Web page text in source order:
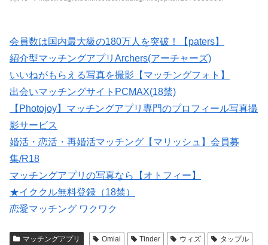
会員数は国内最大級の180万人を突破！【paters】
紹介型マッチングアプリArchers(アーチャーズ)
いいねがもらえる写真を撮影【マッチングフォト】
出会いマッチングサイトPCMAX(18禁)
【Photojoy】マッチングアプリ専門のプロフィール写真撮
影サービス
婚活・恋活・再婚活マッチング【マリッシュ】会員募
集/R18
マッチングアプリの写真なら【オトフィー】
★イククル無料登録（18禁）
恋愛マッチング ワクワク
付中】←←
マッチングアプリ Omiai Tinder ウィズ タップル